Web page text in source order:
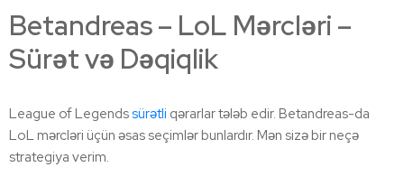
Betandreas – LoL Mərcləri –
Sürət və Dəqiqlik
League of Legendssürətli qərarlar tələb edir. Betandreas-da
LoL mərcləri üçün əsas seçimlər bunlardır. Mən sizə bir neçə
strategiya verim.